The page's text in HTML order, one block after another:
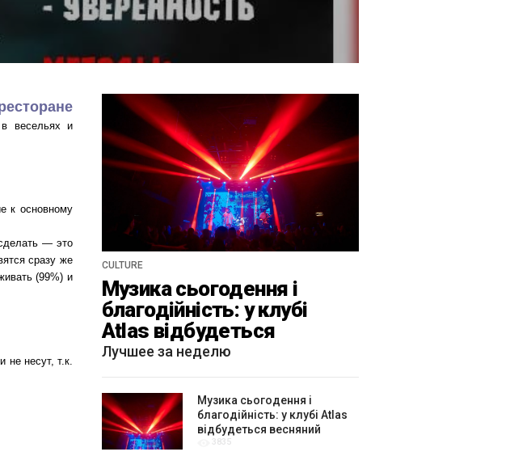
в весельях и
к основному
— это
сразу же
(99%) и
не несут, т.к.
CULTURE
Музика сьогодення і
благодійність: у клубі
Atlas відбудеться
весняний «ГОМІН»
Лучшее за неделю
Музика сьогодення і
благодійність: у клубі Atlas
відбудеться весняний
«ГОМІН»
3835